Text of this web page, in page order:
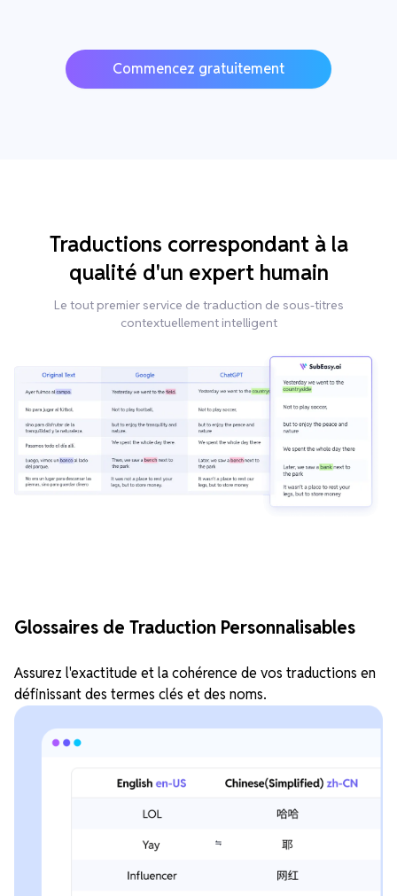
Commencez gratuitement
Traductions correspondant à la
qualité d'un expert humain
Le tout premier service de traduction de sous-titres
contextuellement intelligent
Glossaires de Traduction Personnalisables
Assurez l'exactitude et la cohérence de vos traductions en
définissant des termes clés et des noms.